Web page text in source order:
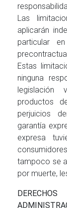
Las
aplicarán
particular
Estas
ninguna
legislación
productos
perjuicios
garantía
expresa
tampoco se
por muerte,